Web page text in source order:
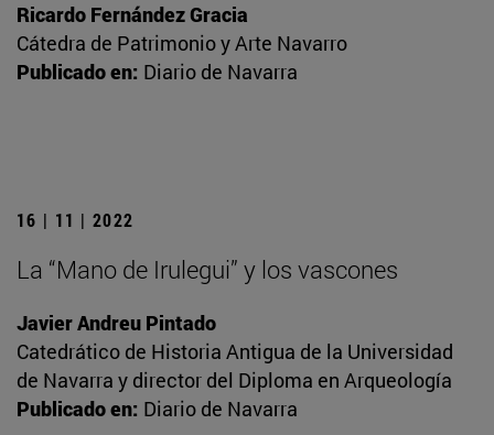
Ricardo Fernández Gracia
Cátedra de Patrimonio y Arte Navarro
Publicado en: Diario de Navarra
16 | 11 | 2022
La “Mano de Irulegui” y los vascones
Javier Andreu Pintado
Catedrático de Historia Antigua de la Universidad
de Navarra y director del Diploma en Arqueología
Publicado en: Diario de Navarra